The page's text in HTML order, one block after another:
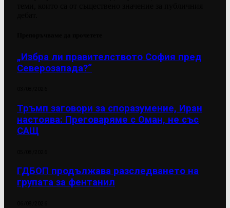
„Избра ли правителството София пред
Северозапада?“
Тръмп заговори за споразумение, Иран
настоява: Преговаряме с Оман, не със
САЩ
ГДБОП продължава разследването на
групата за фентанил